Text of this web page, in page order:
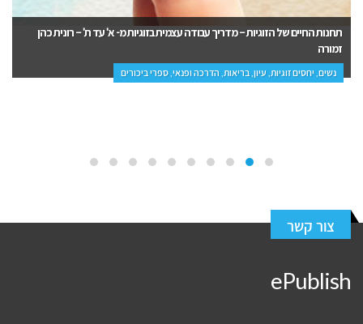
תחנות החיים של הזוגיות – מדריך עבודה עצמית בזוגיות מ- א' עד ת' – רונית כהן
זמורה
נשים, יחסים זוגיות, עיון, בריאות, הדרכה ופנאי, ספרי ביכורים
צור קשר
ePublish